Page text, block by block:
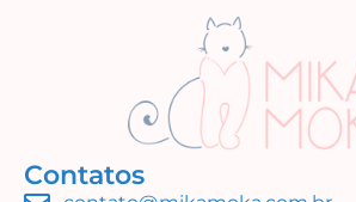
Contatos